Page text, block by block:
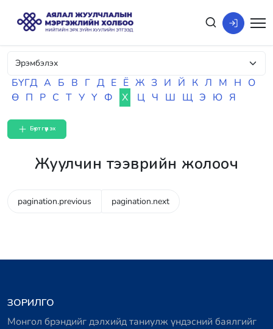
БҮГД А Б В Г Д Е Ё Ж З И Й К Л М Н О
Ө П Р С Т У Ү Ф Х Ц Ч Ш Щ Э Ю Я
Бүртгүүлэх
Жуулчин тээврийн жолооч
pagination.previous pagination.next
ЗОРИЛГО
Монгол брэндийг дэлхийд таниулж үндэсний баялгийг